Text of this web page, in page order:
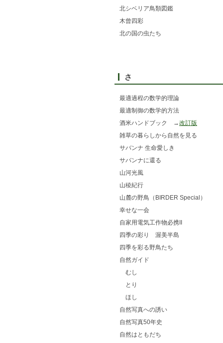
北シベリア鳥類図鑑
木曾四彩
北の国の虫たち
さ
最適過程の数学的理論
最適制御の数学的方法
酒米ハンドブック →改訂版
雑草の暮らしから自然を見る
サバンナ 生命愛しき
サバンナに還る
山河光風
山稜紀行
山麓の野鳥（BIRDER Special）
幸せな一会
自家用電気工作物必携II
四季の彩り 渥美半島
四季を彩る野鳥たち
自然ガイド
むし
とり
ほし
自然写真への誘い
自然写真50年史
自然はともだち